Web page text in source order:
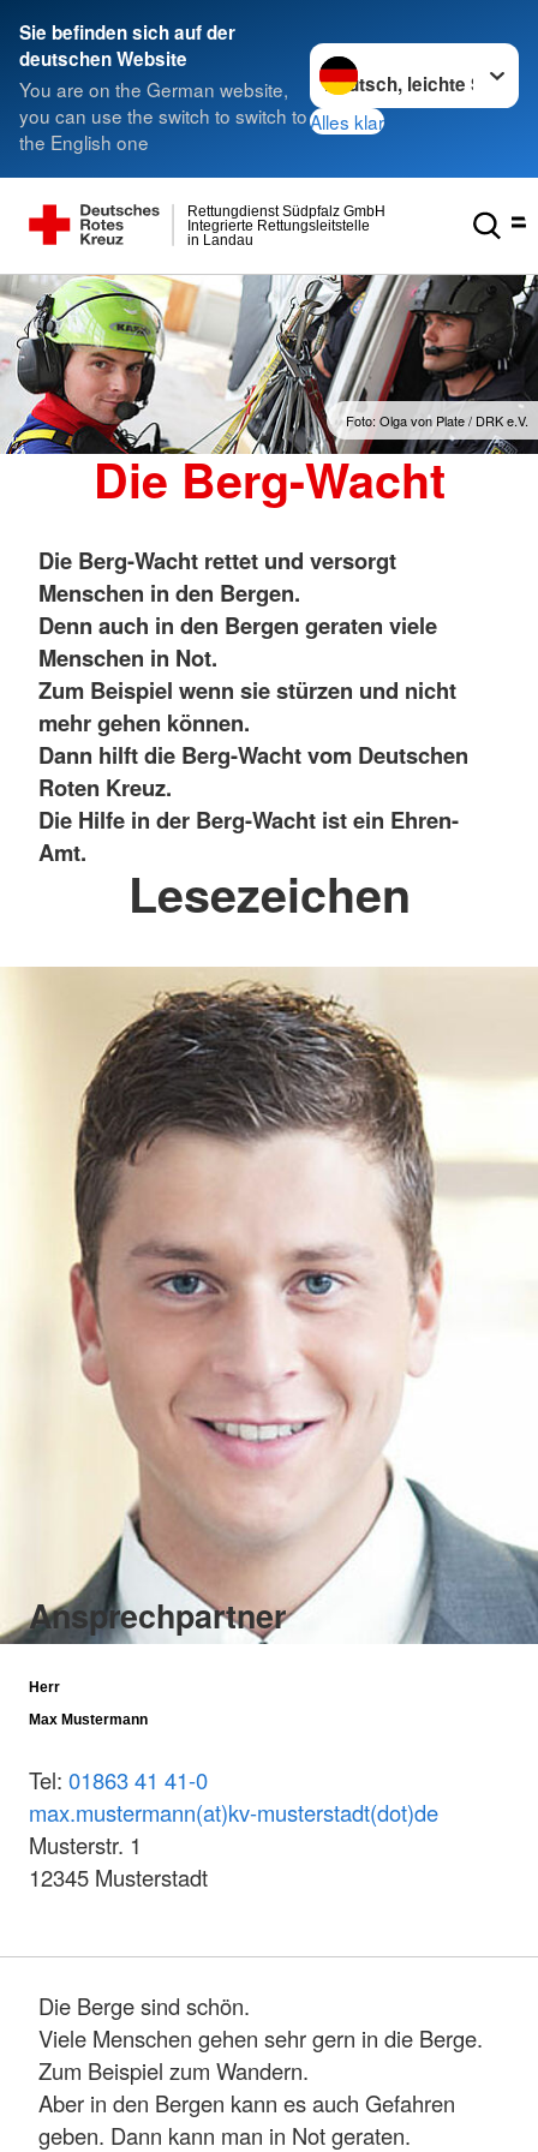
Sie befinden sich auf der
deutschen Website
You are on the German website,
you can use the switch to switch to
the English one
Sprache wechseln zu
Alles klar
in Landau
Integrierte Rettungsleitstelle
Rettungdienst Südpfalz GmbH
Foto: Olga von Plate / DRK e.V.
Die Berg-Wacht
Die Berg-Wacht rettet und versorgt
Menschen in den Bergen.
Denn auch in den Bergen geraten viele
Menschen in Not.
Zum Beispiel wenn sie stürzen und nicht
mehr gehen können.
Dann hilft die Berg-Wacht vom Deutschen
Roten Kreuz.
Die Hilfe in der Berg-Wacht ist ein Ehren-
Amt.
Lesezeichen
Ansprechpartner
Herr
Max Mustermann
Tel: 01863 41 41-0
max.mustermann(at)kv-musterstadt(dot)de
Musterstr. 1
12345 Musterstadt
Die Berge sind schön.
Viele Menschen gehen sehr gern in die Berge.
Zum Beispiel zum Wandern.
Aber in den Bergen kann es auch Gefahren
geben. Dann kann man in Not geraten.